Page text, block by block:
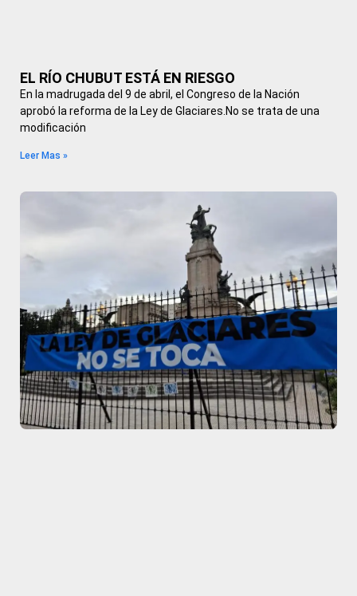
EL RÍO CHUBUT ESTÁ EN RIESGO
En la madrugada del 9 de abril, el Congreso de la Nación
aprobó la reforma de la Ley de Glaciares.No se trata de una
modificación
Leer Mas »